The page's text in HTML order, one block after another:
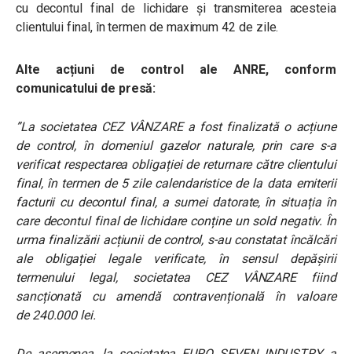
cu decontul final de lichidare şi transmiterea acesteia
clientului final, în termen de maximum 42 de zile.
Alte acțiuni de control ale ANRE, conform
comunicatului de presă:
”La societatea CEZ VÂNZARE a fost finalizată o acțiune
de control, în domeniul gazelor naturale, prin care s-a
verificat respectarea obligației de returnare către clientului
final, în termen de 5 zile calendaristice de la data emiterii
facturii cu decontul final, a sumei datorate, în situația în
care decontul final de lichidare conține un sold negativ. În
urma finalizării acțiunii de control, s-au constatat încălcări
ale obligației legale verificate, în sensul depășirii
termenului legal, societatea CEZ VÂNZARE fiind
sancționată cu amendă contravențională în valoare
de 240.000 lei.